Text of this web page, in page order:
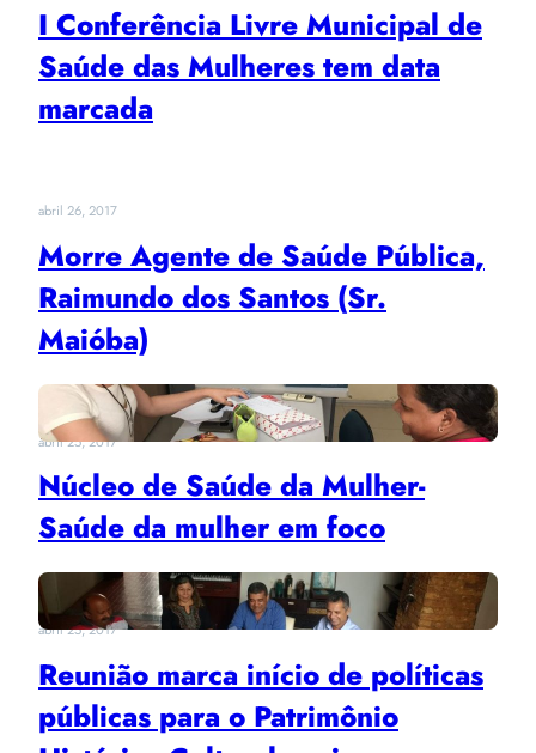
I Conferência Livre Municipal de
Saúde das Mulheres tem data
marcada
abril 26, 2017
Morre Agente de Saúde Pública,
Raimundo dos Santos (Sr.
Maióba)
abril 25, 2017
Núcleo de Saúde da Mulher-
Saúde da mulher em foco
abril 25, 2017
Reunião marca início de políticas
públicas para o Patrimônio